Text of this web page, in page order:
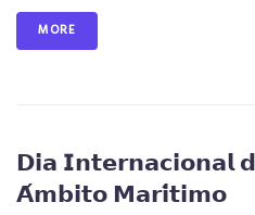
MORE
𝗗𝗶𝗮 𝗜𝗻𝘁𝗲𝗿𝗻𝗮𝗰𝗶𝗼𝗻𝗮𝗹
𝗔́𝗺𝗯𝗶𝘁𝗼 𝗠𝗮𝗿𝗶́𝘁𝗶𝗺𝗼